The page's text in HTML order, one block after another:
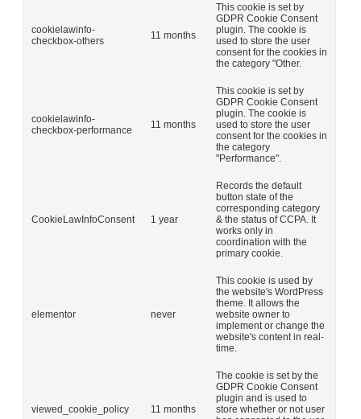
cookielawinfo-
checkbox-others
11 months
This cookie is set by
GDPR Cookie Consent
plugin. The cookie is
used to store the user
consent for the cookies in
the category "Other.
cookielawinfo-
checkbox-performance
11 months
This cookie is set by
GDPR Cookie Consent
plugin. The cookie is
used to store the user
consent for the cookies in
the category
"Performance".
CookieLawInfoConsent 1 year
Records the default
button state of the
corresponding category
& the status of CCPA. It
works only in
coordination with the
primary cookie.
elementor never
This cookie is used by
the website's WordPress
theme. It allows the
website owner to
implement or change the
website's content in real-
time.
viewed_cookie_policy 11 months
The cookie is set by the
GDPR Cookie Consent
plugin and is used to
store whether or not user